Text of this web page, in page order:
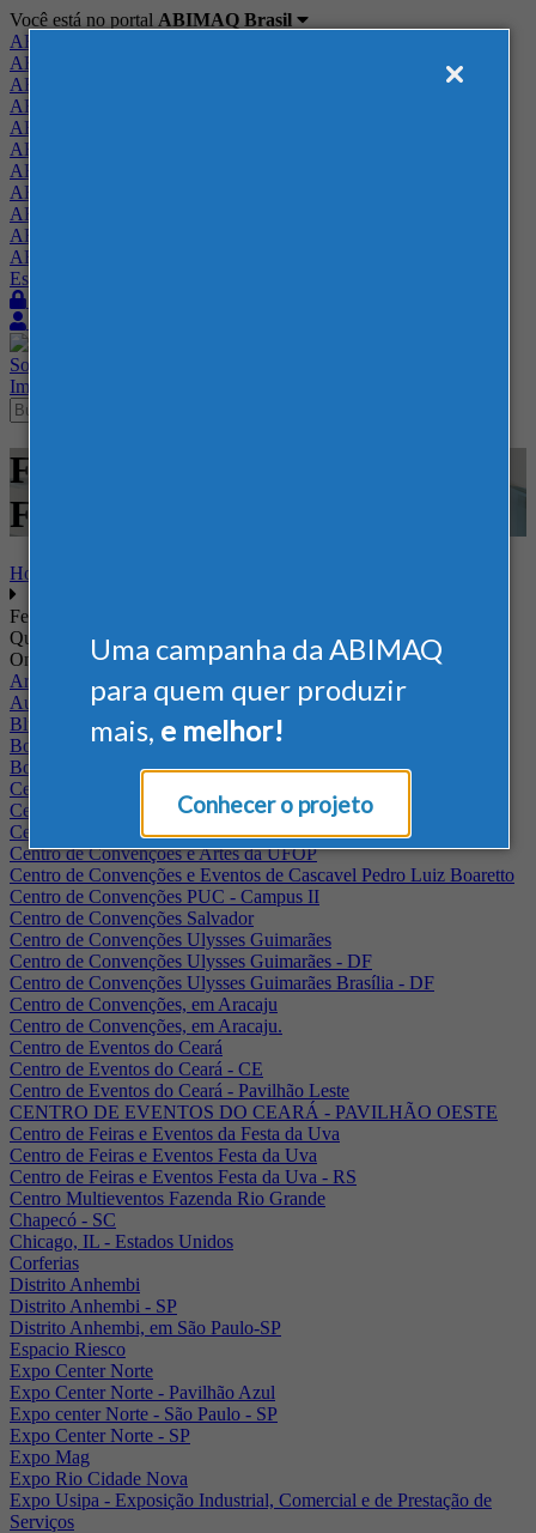
Uma campanha da ABIMAQ
para quem quer produzir
mais, e melhor!
Conhecer o projeto
Você está no portal ABIMAQ Brasil
ABIMAQ Brasil
ABIMAQ Minas Gerais
ABIMAQ Norte-Nordeste
ABIMAQ Paraná
ABIMAQ Piracicaba
ABIMAQ Ribeirão Preto
ABIMAQ Rio de Janeiro
ABIMAQ Rio Grande do Sul
ABIMAQ Santa Catarina
ABIMAQ São Paulo
ABIMAQ Vale do Paraíba
Escritório de Relações Governamentais
Sobre
Imprensa
Feiras - Expo Center Norte -
Feira Nacional - Energia
Home
Feiras
Quando
Onde
Arena Jaguariuna
Auditório Albano Franco - FIEPA
Blumenau - SC
BolognaFiere
Boulevard Olimpico - RJ
Centro Internacional de Convenções do Brasil, em Brasília
Centro de Convenções - SE
Centro de Convenções de Pernambuco - PE
Centro de Convenções e Artes da UFOP
Centro de Convenções e Eventos de Cascavel Pedro Luiz Boaretto
Centro de Convenções PUC - Campus II
Centro de Convenções Salvador
Centro de Convenções Ulysses Guimarães
Centro de Convenções Ulysses Guimarães - DF
Centro de Convenções Ulysses Guimarães Brasília - DF
Centro de Convenções, em Aracaju
Centro de Convenções, em Aracaju.
Centro de Eventos do Ceará
Centro de Eventos do Ceará - CE
Centro de Eventos do Ceará - Pavilhão Leste
CENTRO DE EVENTOS DO CEARÁ - PAVILHÃO OESTE
Centro de Feiras e Eventos da Festa da Uva
Centro de Feiras e Eventos Festa da Uva
Centro de Feiras e Eventos Festa da Uva - RS
Centro Multieventos Fazenda Rio Grande
Chapecó - SC
Chicago, IL - Estados Unidos
Corferias
Distrito Anhembi
Distrito Anhembi - SP
Distrito Anhembi, em São Paulo-SP
Espacio Riesco
Expo Center Norte
Expo Center Norte - Pavilhão Azul
Expo center Norte - São Paulo - SP
Expo Center Norte - SP
Expo Mag
Expo Rio Cidade Nova
Expo Usipa - Exposição Industrial, Comercial e de Prestação de
Serviços